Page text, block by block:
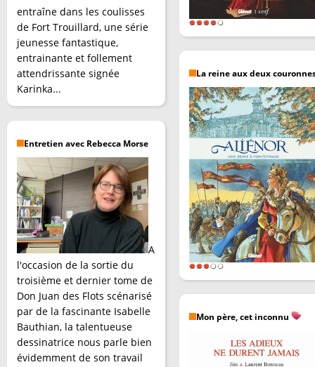
entraîne dans les coulisses
de Fort Trouillard, une série
jeunesse fantastique,
entrainante et follement
attendrissante signée
Karinka...
Entretien avec Rebecca Morse
A
l'occasion de la sortie du
troisième et dernier tome de
Don Juan des Flots scénarisé
par de la fascinante Isabelle
Bauthian, la talentueuse
dessinatrice nous parle bien
évidemment de son travail
La reine aux deux
Mon père, cet inconnu